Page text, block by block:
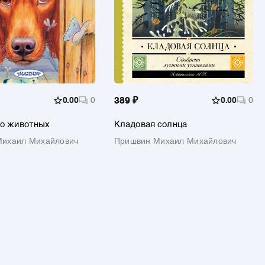
0.00 0
животных
Михайлович
389 ₽ 0.00 0
Кладовая солнца
Пришвин Михаил Михайлович